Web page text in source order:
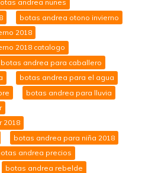
andrea nunes
botas andrea otono invierno
2018
2018 catalogo
botas andrea para caballero
botas andrea para el agua
botas andrea para lluvia
2018
botas andrea para niña 2018
andrea precios
botas andrea rebelde